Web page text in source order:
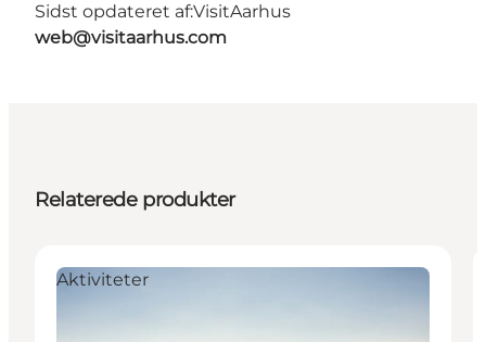
Sidst opdateret af:VisitAarhus
web@visitaarhus.com
Relaterede produkter
Aktiviteter